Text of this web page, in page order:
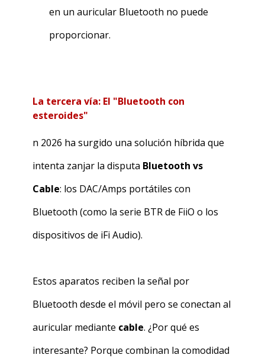
en un auricular Bluetooth no puede
proporcionar.
La tercera vía: El "Bluetooth con
esteroides"
n 2026 ha surgido una solución híbrida que
intenta zanjar la disputa Bluetooth vs
Cable: los DAC/Amps portátiles con
Bluetooth (como la serie BTR de FiiO o los
dispositivos de iFi Audio).
Estos aparatos reciben la señal por
Bluetooth desde el móvil pero se conectan al
auricular mediante cable. ¿Por qué es
interesante? Porque combinan la comodidad